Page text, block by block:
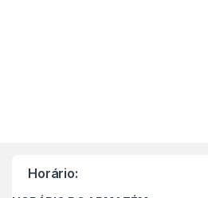
Horário: